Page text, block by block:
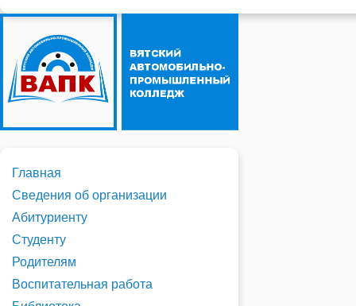
Главная
Сведения об организации
Абитуриенту
Студенту
Родителям
Воспитательная работа